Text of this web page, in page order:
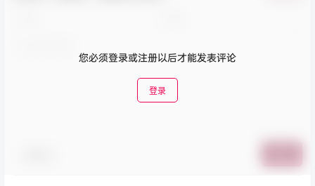
您必须登录或注册以后才能发表评论
登录